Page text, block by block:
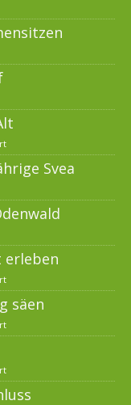
Svea
erleben
säen